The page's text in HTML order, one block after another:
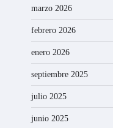
marzo 2026
febrero 2026
enero 2026
septiembre 2025
julio 2025
junio 2025